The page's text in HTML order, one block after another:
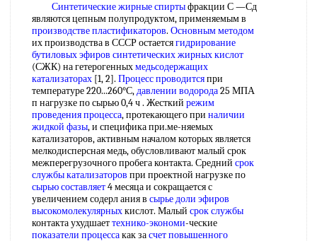
Синтетические жирные спиртыфракции С —Сд
являются цепным полупродуктом, применяемым в
производстве пластификаторов. Основным методом
их производства в СССР остаетсягидрирование
бутиловых эфиров синтетических жирных кислот
(СЖК) на гетерогенныхмедьсодержащих
катализаторах [1, 2]. Процесс проводитсяпри
температуре 220...260°С,давлении водорода25 МПА
п нагрузке по сырью 0,4 ч . Жесткий режим
проведения процесса, протекающего при наличии
жидкой фазы, и специфика при.ме-няемых
катализаторов, активным началом которых является
мелкодисперсная медь, обусловливают малый срок
межперегрузочного пробега контакта. Средний срок
службы катализаторов при проектной нагрузке по
сырью составляет4 месяца и сокращается с
увеличением содерл ания в сырье доли эфиров
высокомолекулярныхкислот. Малый срок службы
контакта ухудшаеттехнико-экономи-ческие
показатели процессакак засчет повышенного